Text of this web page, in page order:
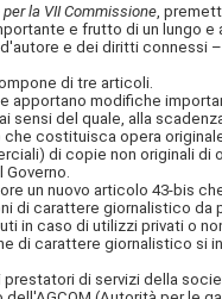
la VII Commissione,
e frutto di un lungo
e dei diritti connessi
di tre articoli.
modifiche
sensi del quale, alla
costituisca opera
di copie non originali
un nuovo articolo 43-bis
di carattere giornalistico
in caso di utilizzi privati o
di carattere giornalistico si
di servizi della